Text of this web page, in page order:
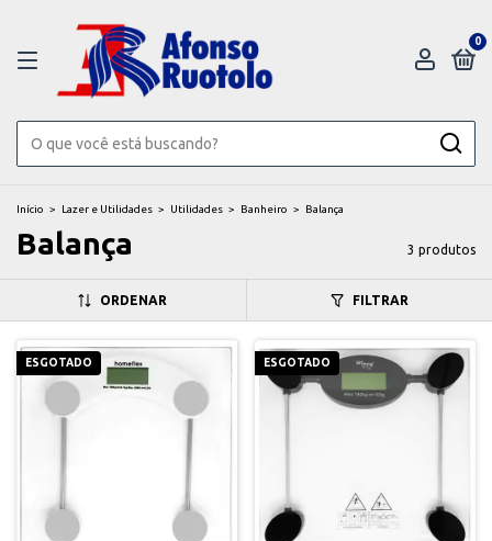
0
Início > Lazer e Utilidades > Utilidades > Banheiro > Balança
Balança 3 produtos
ORDENAR FILTRAR
ESGOTADO ESGOTADO